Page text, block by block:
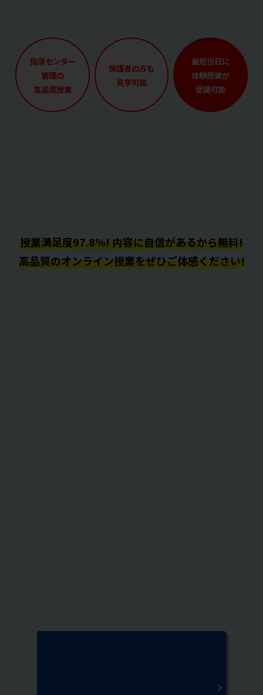
指導センター
管理の
高品質授業
保護者の方も
見学可能
最短当日に
体験授業が
受講可能
授業満足度97.8%! 内容に自信があるから無料!
高品質のオンライン授業をぜひご体感ください!